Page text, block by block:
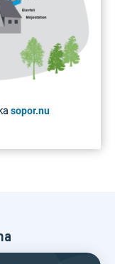
sopor.nu